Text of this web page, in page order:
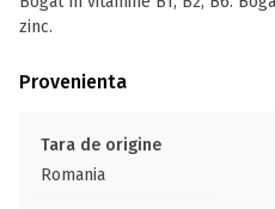
zinc.
Provenienta
Tara de origine
Romania